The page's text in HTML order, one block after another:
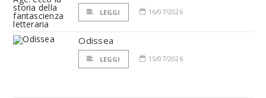
LEGGI 16/07/2026
Odissea
LEGGI 15/07/2026